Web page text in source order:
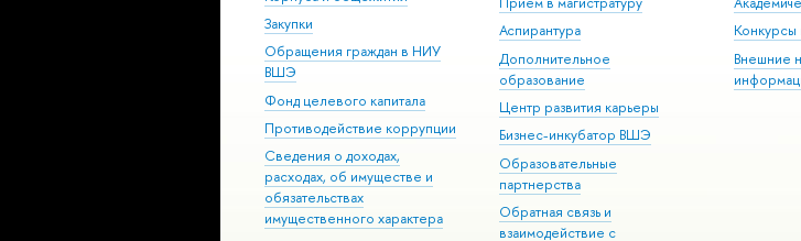
Закупки
Обращения граждан в НИУ
ВШЭ
Фонд целевого капитала
Противодействие коррупции
Сведения о доходах,
расходах, об имуществе и
обязательствах
имущественного характера
Аспирантура
Дополнительное
образование
Центр развития карьеры
Бизнес-инкубатор ВШЭ
Образовательные
партнерства
Обратная связь и
взаимодействие с
Конкурсы
Внешние